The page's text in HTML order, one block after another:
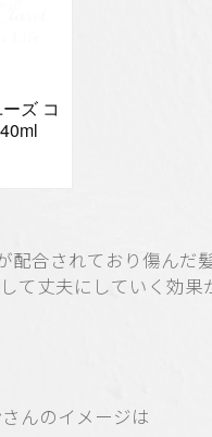
配合されており傷んだ
て丈夫にしていく効果
んのイメージは